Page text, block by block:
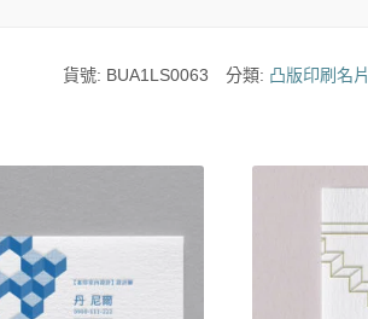
貨號: BUA1LS0063 分類: 凸版印刷名片